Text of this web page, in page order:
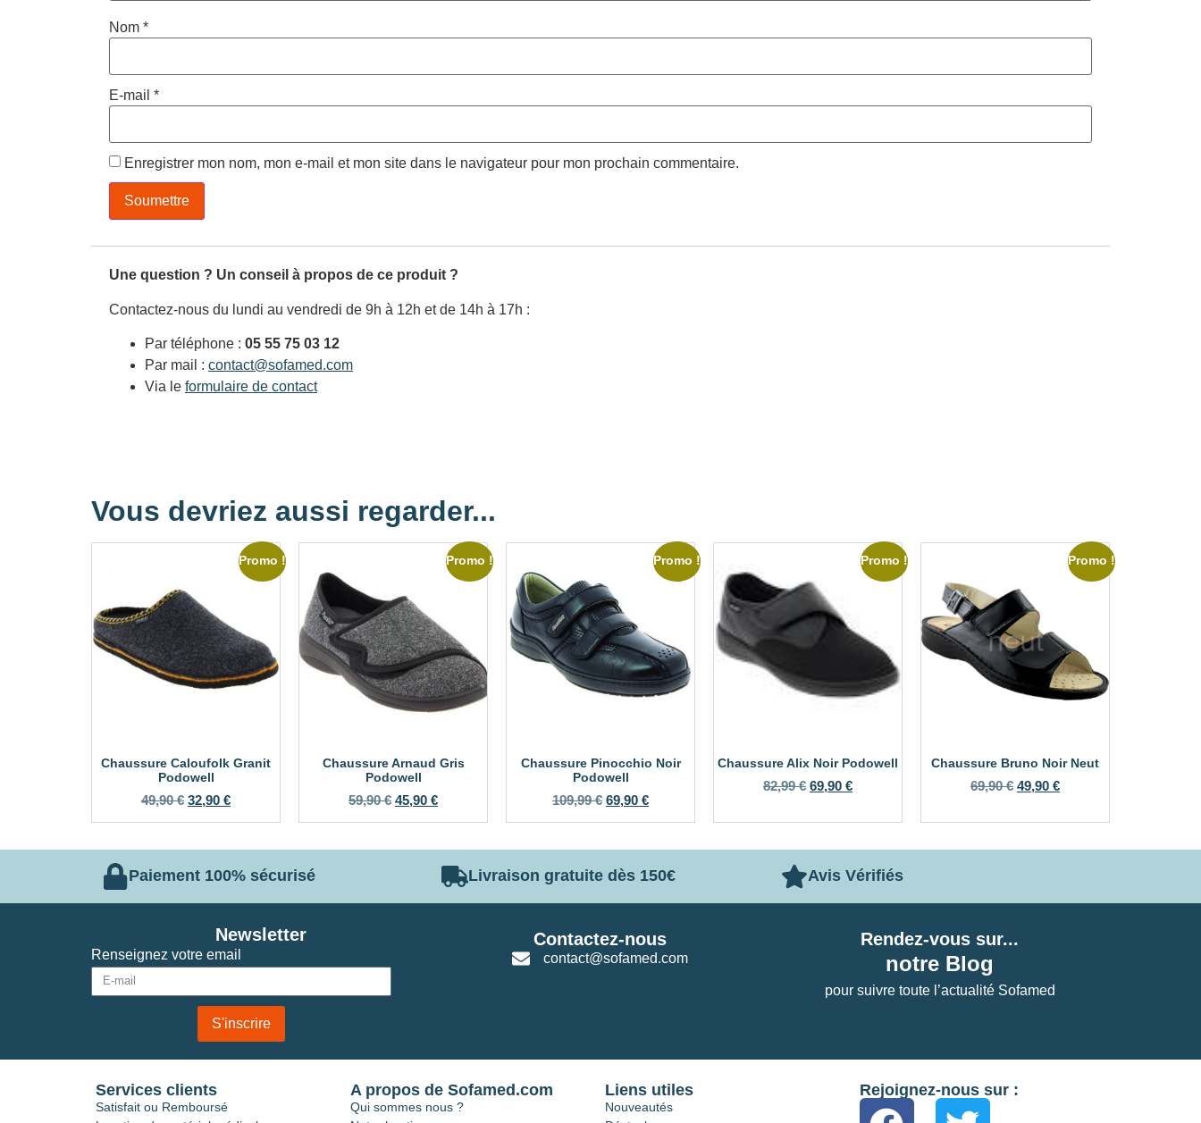
Nom *
E-mail *
Enregistrer mon nom, mon e-mail et mon site dans le navigateur pour mon prochain commentaire.
Une question ? Un conseil à propos de ce produit ?
Contactez-nous du lundi au vendredi de 9h à 12h et de 14h à 17h :
Par téléphone : 05 55 75 03 12
Par mail : contact@sofamed.com
Via le formulaire de contact
Vous devriez aussi regarder...
Promo !
Chaussure Caloufolk Granit
Podowell
49,90€ 32,90 €
Promo !
Chaussure Arnaud Gris
Podowell
59,90€ 45,90 €
Promo !
Chaussure Pinocchio Noir
Podowell
109,99€ 69,90 €
Promo !
Chaussure Alix Noir Podowell
82,99€ 69,90 €
Promo !
Chaussure Bruno Noir Neut
69,90€ 49,90 €
Paiement 100% sécurisé Livraison gratuite dès 150€ Avis Vérifiés
Renseignez votre email
S'inscrire
Newsletter Contactez-nous
contact@sofamed.com
Rendez-vous sur...
notre Blog
pour suivre toute l’actualité Sofamed
Services clients
Satisfait ou Remboursé
A propos de Sofamed.com
Qui sommes nous ?
Liens utiles
Nouveautés
Rejoignez-nous sur :